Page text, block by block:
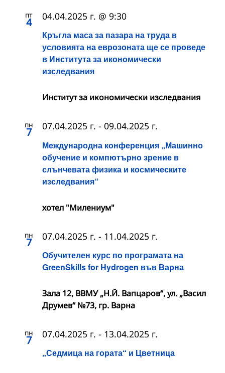
пт
4
Кръгла маса за пазара на труда в
условията на еврозоната ще се проведе
в Института за икономически
изследвания
04.04.2025 г. @ 9:30
Институт за икономически изследвания
пн
7
Международна конференция „Машинно
обучение и компютърно зрение в
слънчевата физика и космическите
изследвания“
07.04.2025 г. - 09.04.2025 г.
хотел "Милениум"
пн
7
Обучителен курс по програмата на
GreenSkills for Hydrogen във Варна
07.04.2025 г. - 11.04.2025 г.
Зала 12, ВВМУ „Н.Й. Вапцаров“, ул. „Васил
Друмев“ №73, гр. Варна
пн
7
„Седмица на гората“ и Цветница
07.04.2025 г. - 13.04.2025 г.